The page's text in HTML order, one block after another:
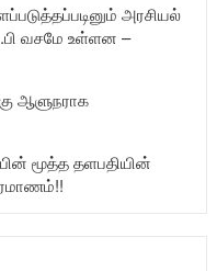
அரசியல்
வசமே உள்ளன –
ஆளுநராக
மூத்த தளபதியின்